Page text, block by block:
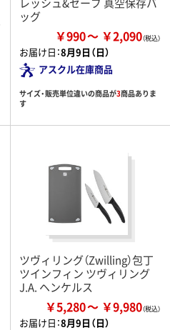
ッグ
￥990 ￥2,090
お届け日：8月9日（日）
アスクル在庫商品
サイズ・販売単位違いの商品が3商品ありま
す
ツヴィリング（Zwilling）包丁
ツインフィン ツヴィリング
J.A. ヘンケルス
￥5,280 ￥9,980
お届け日：8月9日（日）